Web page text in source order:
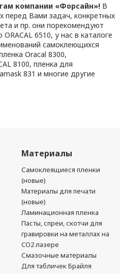
компании «Форсайн»! В
перед Вами задач, конкретных
и пр. они порекомендуют
6510, у нас в каталоге
самоклеющихся
Oracal 8300,
8100, пленка для
831 и многие другие
Материалы
Самоклеящиеся пленки
(новые)
Материалы для печати
(новые)
Ламинационная пленка
Пасты, спреи, скотчи для
гравировки на металлах на
CO2 лазере
Смазочные материалы
Для табличек Брайля